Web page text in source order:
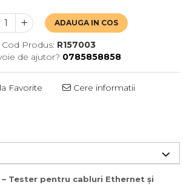
ADAUGA IN COS
Cod Produs: R157003
de ajutor? 0785858858
Favorite Cere informatii
– Tester pentru cabluri Ethernet și